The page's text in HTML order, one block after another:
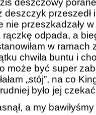
deszczowy
przeszedł
nie przeszkadzały
odpada, a
w ramach
chwila buntu i
może być super
„stój”, na co
było jej
a my